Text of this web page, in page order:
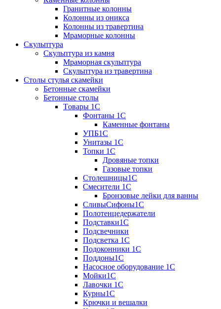
Гранитные колонны
Колонны из оникса
Колонны из травертина
Мраморные колонны
Скульптура
Скульптура из камня
Мраморная скульптура
Скульптура из травертина
Столы стулья скамейки
Бетонные скамейки
Бетонные столы
Tовары 1C
Фонтаны 1C
Каменные фонтаны
УПБ1С
Унитазы 1С
Топки 1С
Дровяные топки
Газовые топки
Столешницы1С
Смесители 1С
Бронзовые лейки для ванны
СливыСифоны1С
Полотенцедержатели
Подставки1С
Подсвечники
Подсветка 1С
Подоконники 1С
Поддоны1С
Насосное оборудование 1С
Мойки1С
Лавочки 1С
Курны1С
Крючки и вешалки